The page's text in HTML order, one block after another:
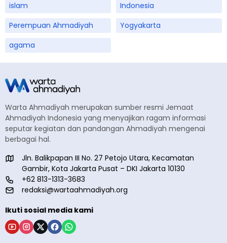
islam
Indonesia
Perempuan Ahmadiyah
Yogyakarta
agama
Warta Ahmadiyah merupakan sumber resmi Jemaat
Ahmadiyah Indonesia yang menyajikan ragam informasi
seputar kegiatan dan pandangan Ahmadiyah mengenai
berbagai hal.
Jln. Balikpapan III No. 27 Petojo Utara, Kecamatan
Gambir, Kota Jakarta Pusat – DKI Jakarta 10130
+62 813-1313-3683
redaksi@wartaahmadiyah.org
Ikuti sosial media kami